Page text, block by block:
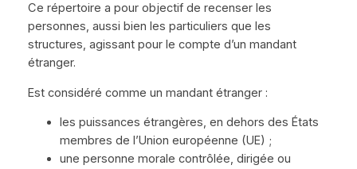
Ce répertoire a pour objectif de recenser les
personnes, aussi bien les particuliers que les
structures, agissant pour le compte d’un mandant
étranger.
Est considéré comme un mandant étranger :
les puissances étrangères, en dehors des États
membres de l’Union européenne (UE) ;
une personne morale contrôlée, dirigée ou